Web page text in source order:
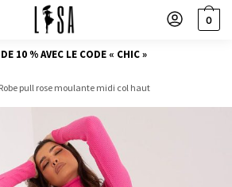
0
10 % AVEC LE CODE « CHIC »
Robe pull rose moulante midi col haut